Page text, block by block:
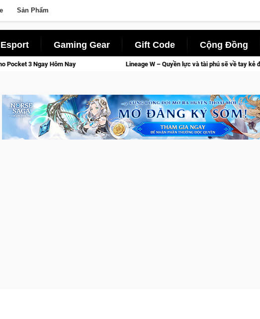
Sản Phẩm
Esport Gaming Gear Gift Code Cộng Đồng
W – Quyền lực và tài phú sẽ về tay kẻ đoạt được Vương Quyền thành Kent sắp tới!